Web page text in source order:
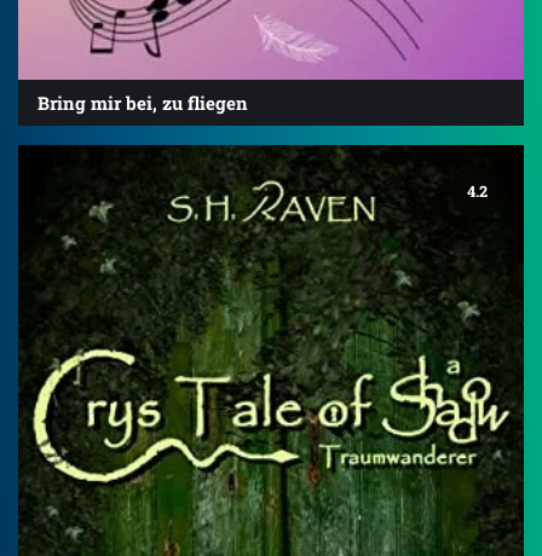
Bring mir bei, zu fliegen
4.2